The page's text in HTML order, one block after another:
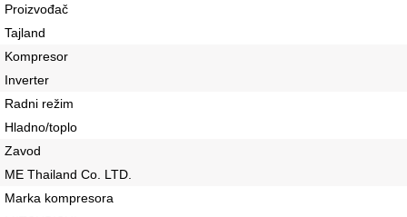
Proizvođač
Tajland
Kompresor
Inverter
Radni režim
Hladno/toplo
Zavod
ME Thailand Co. LTD.
Marka kompresora